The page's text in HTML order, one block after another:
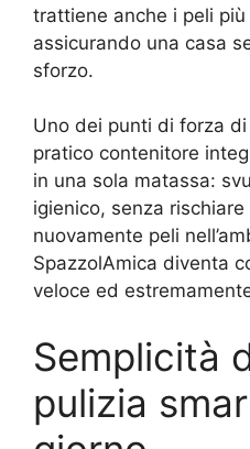
trattiene anche i peli
assicurando una casa
sforzo.
Uno dei punti di forza
pratico contenitore
in una sola matassa:
igienico, senza
nuovamente peli
SpazzolAmica diventa
veloce ed
Semplicità
pulizia